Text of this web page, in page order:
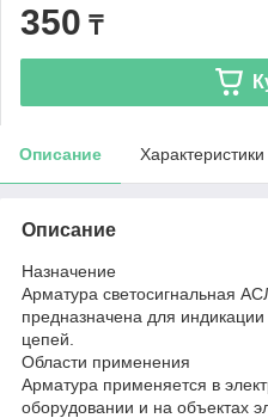
350 ₸
Описание Характеристики
Описание
Назначение
Арматура светосигнальная
предназначена для индикации
цепей.
Области применения
Арматура применяется в
оборудовании и на объектах